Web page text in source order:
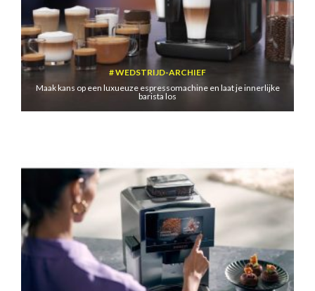
WEDSTRIJD-ARCHIEF
Maak kans op een luxueuze espressomachine en laat je innerlijke
barista los